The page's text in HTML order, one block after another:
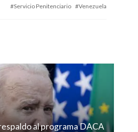
Servicio Penitenciario
Venezuela
al programa DACA